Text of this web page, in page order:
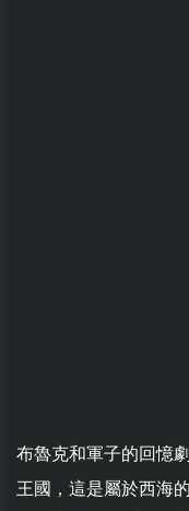
布魯克和軍子的回憶
王國，這是屬於西海